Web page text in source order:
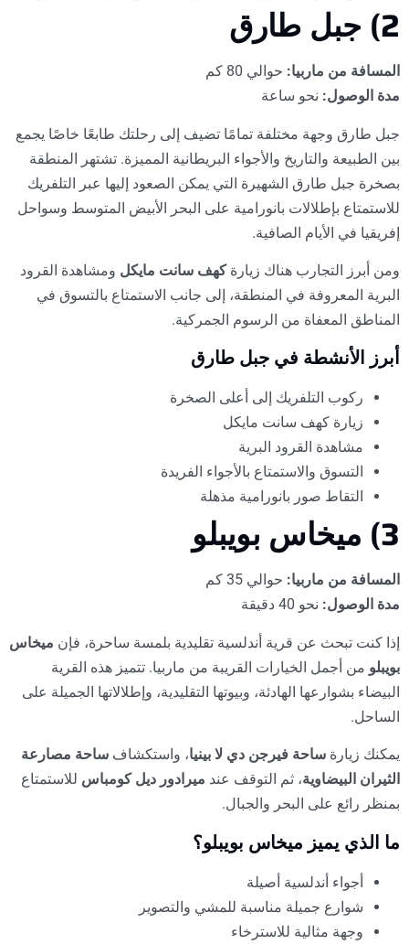
2) جبل طارق
المسافة من ماربيا: حوالي 80 كم
مدة الوصول: نحو ساعة
جبل طارق وجهة مختلفة تمامًا تضيف إلى رحلتك طابعًا خاصًا يجمع
بين الطبيعة والتاريخ والأجواء البريطانية المميزة. تشتهر المنطقة
بصخرة جبل طارق الشهيرة التي يمكن الصعود إليها عبر التلفريك
للاستمتاع بإطلالات بانورامية على البحر الأبيض المتوسط وسواحل
إفريقيا في الأيام الصافية.
ومن أبرز التجارب هناك زيارةكهف سانت مايكل ومشاهدة القرود
البرية المعروفة في المنطقة، إلى جانب الاستمتاع بالتسوق في
المناطق المعفاة من الرسوم الجمركية.
أبرز الأنشطة في جبل طارق
ركوب التلفريك إلى أعلى الصخرة
زيارة كهف سانت مايكل
مشاهدة القرود البرية
التسوق والاستمتاع بالأجواء الفريدة
التقاط صور بانورامية مذهلة
3) ميخاس بويبلو
المسافة من ماربيا: حوالي 35 كم
مدة الوصول: نحو 40 دقيقة
إذا كنت تبحث عن قرية أندلسية تقليدية بلمسة ساحرة، فإن ميخاس
بويبلو من أجمل الخيارات القريبة من ماربيا. تتميز هذه القرية
البيضاء بشوارعها الهادئة، وبيوتها التقليدية، وإطلالاتها الجميلة على
الساحل.
يمكنك زيارة ساحة فيرجن دي لا بينيا، واستكشاف ساحة مصارعة
الثيران البيضاوية، ثم التوقف عند ميرادور ديل كومباس للاستمتاع
بمنظر رائع على البحر والجبال.
ما الذي يميز ميخاس بويبلو؟
أجواء أندلسية أصيلة
شوارع جميلة مناسبة للمشي والتصوير
وجهة مثالية للاسترخاء